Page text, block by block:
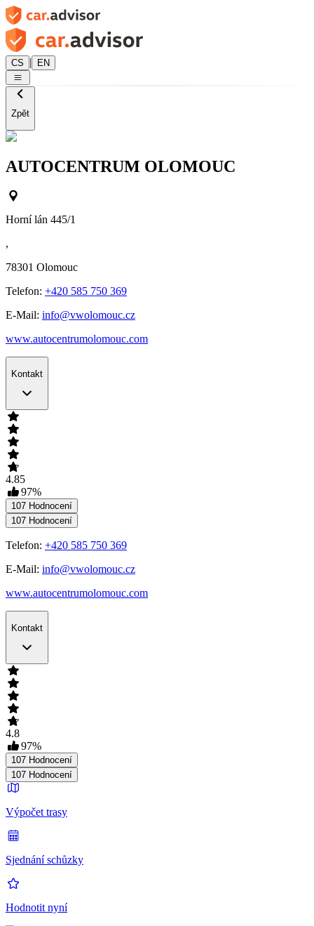
CS | EN
Zpět
AUTOCENTRUM OLOMOUC
Horní lán 445/1
,
78301 Olomouc
Telefon: +420 585 750 369
E-Mail: info@vwolomouc.cz
www.autocentrumolomouc.com
Kontakt
4.85
97%
107 Hodnocení
107 Hodnocení
Telefon: +420 585 750 369
E-Mail: info@vwolomouc.cz
www.autocentrumolomouc.com
Kontakt
4.8
97%
107 Hodnocení
107 Hodnocení
Výpočet trasy
Sjednání schůzky
Hodnotit nyní